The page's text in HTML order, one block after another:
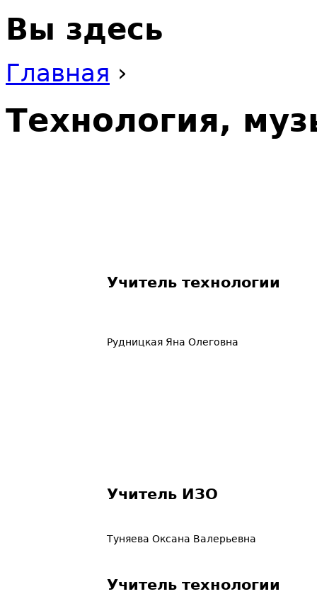
Вы здесь
Главная ›
Технология,
Учитель технологии
Рудницкая Яна Олеговна
Учитель ИЗО
Туняева Оксана Валерьевна
Учитель технологии